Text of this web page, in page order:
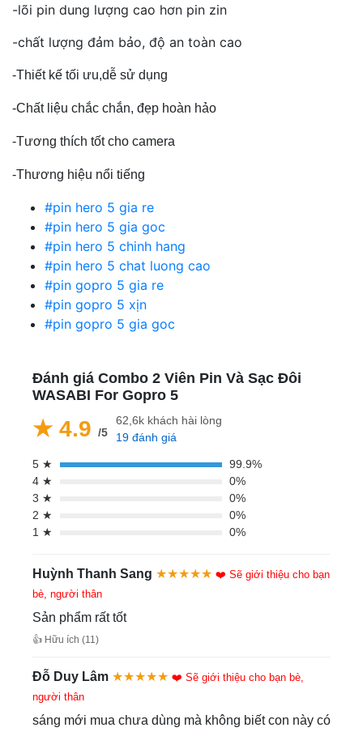
-lõi pin dung lượng cao hơn pin zin
-chất lượng đảm bảo, độ an toàn cao
-Thiết kế tối ưu,dễ sử dụng
-Chất liệu chắc chắn, đẹp hoàn hảo
-Tương thích tốt cho camera
-Thương hiệu nổi tiếng
#pin hero 5 gia re
#pin hero 5 gia goc
#pin hero 5 chinh hang
#pin hero 5 chat luong cao
#pin gopro 5 gia re
#pin gopro 5 xịn
#pin gopro 5 gia goc
Đánh giá Combo 2 Viên Pin Và Sạc Đôi
WASABI For Gopro 5
★ 4.9 /5
62,6k khách hài lòng
19 đánh giá
5 ★
99.9%
4 ★
0%
3 ★
0%
2 ★
0%
1 ★
0%
Huỳnh Thanh Sang ★★★★★ ❤️ Sẽ giới thiệu cho bạn
bè, người thân
Sản phẩm rất tốt
👍 Hữu ích (11)
Đỗ Duy Lâm ★★★★★ ❤️ Sẽ giới thiệu cho bạn bè,
người thân
sáng mới mua chưa dùng mà không biết con này có